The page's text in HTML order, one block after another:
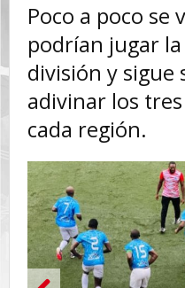
‎Poco a poco se
podrían jugar
división y sigue
adivinar los
cada región.